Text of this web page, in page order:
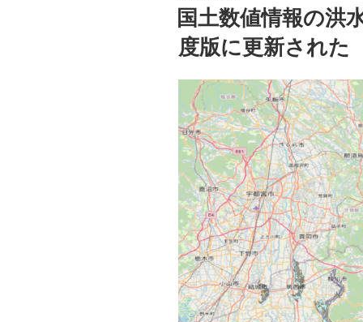
の
想
定
最
大
規
模
の
洪
水
浸
水
想
定
区
域
稿
日:
国土数値情報の洪
度版に更新された